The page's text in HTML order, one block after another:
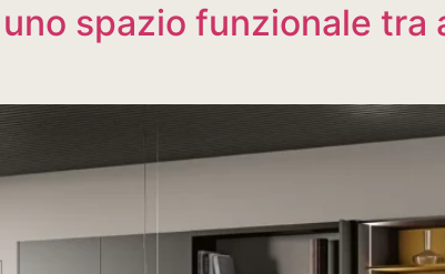
spazio funzionale tra